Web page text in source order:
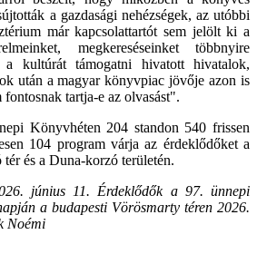
a gazdasági nehézségek, az utóbbi
már kapcsolattartót sem jelölt ki a
megkereséseinket többnyire
a kultúrát támogatni hivatott hivatalok,
után a magyar könyvpiac jövője azon is
tartja-e az olvasást".
Könyvhéten 204 standon 540 frissen
104 program várja az érdeklődőket a
és a Duna-korzó területén.
június 11. Érdeklődők a 97. ünnepi
a budapesti Vörösmarty téren 2026.
Noémi